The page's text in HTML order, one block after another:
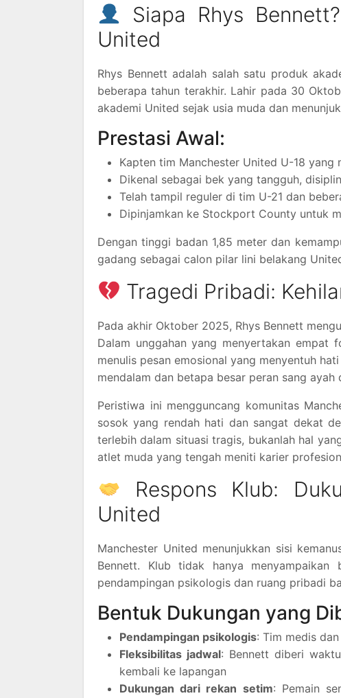
Siapa Rhys
United
Rhys Bennett adalah salah satu produk
beberapa tahun terakhir. Lahir pada 30
akademi United sejak usia muda dan
Prestasi Awal:
Kapten tim Manchester United U-18 yang
Dikenal sebagai bek yang tangguh,
Telah tampil reguler di tim U-21 dan
Dipinjamkan ke Stockport County untuk
Dengan tinggi badan 1,85 meter dan
gadang sebagai calon pilar lini belakang
Tragedi Pribadi:
Pada akhir Oktober 2025, Rhys Bennett
Dalam unggahan yang menyertakan empat
menulis pesan emosional yang menyentuh
mendalam dan betapa besar peran sang ayah
Peristiwa ini mengguncang komunitas
sosok yang rendah hati dan sangat dekat
terlebih dalam situasi tragis, bukanlah hal
atlet muda yang tengah meniti karier
Respons Klub:
United
Manchester United menunjukkan sisi
Bennett. Klub tidak hanya menyampaikan
pendampingan psikologis dan ruang pribadi
Bentuk Dukungan yang
Pendampingan psikologis: Tim medis
Fleksibilitas jadwal: Bennett diberi
kembali ke lapangan
Dukungan dari rekan setim: Pemain